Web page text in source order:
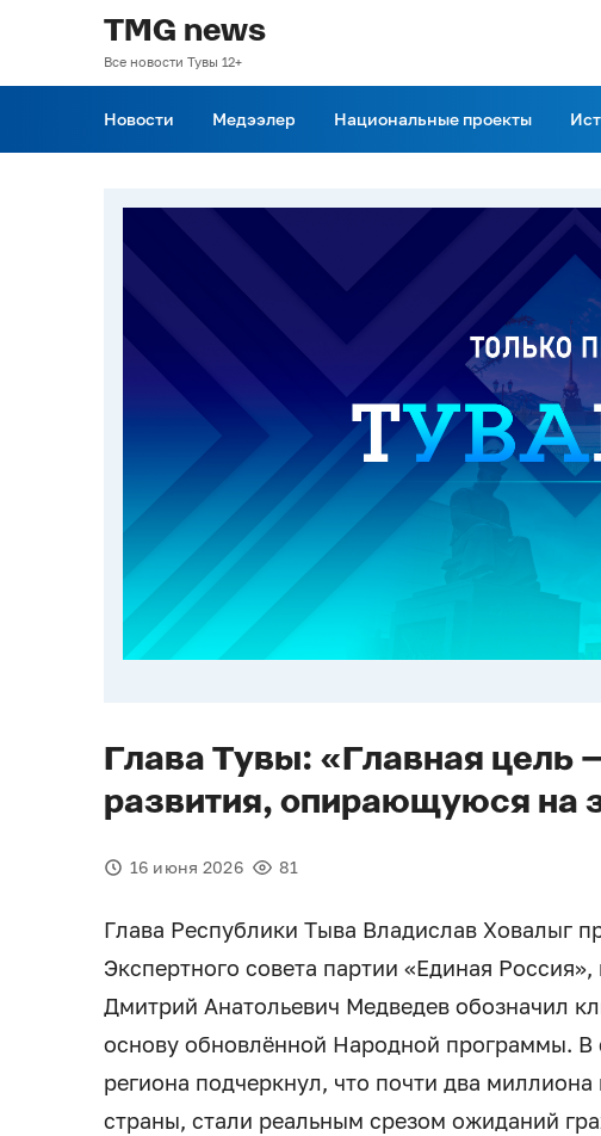
TMG news
Все новости Тувы 12+
Новости Медээлер Национальные проекты
Глава Тувы: «Главная цель
развития, опирающуюся на
16 июня 2026 81
Глава Республики Тыва Владислав Ховалыг
Экспертного совета партии «Единая
Дмитрий Анатольевич Медведев обозначил
основу обновлённой Народной программы. В
региона подчеркнул, что почти два
страны, стали реальным срезом ожиданий